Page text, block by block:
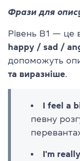
Фрази для
Рівень B1 — це
happy / sad /
допоможуть
та виразніше
I feel a
певну
I'm